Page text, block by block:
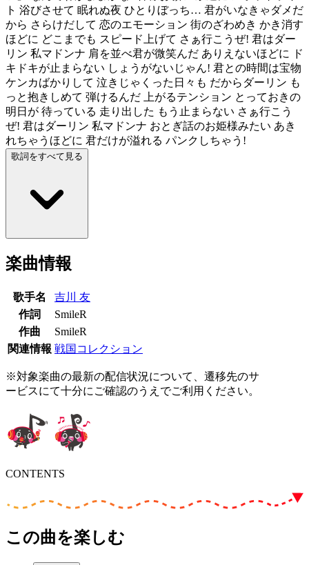
ト 浴びさせて 眠れぬ夜 ひとりぼっち… 君がいなきゃダメだ
から さらけだして 恋のエモーション 街のざわめき かき消す
ほどに どこまでも スピード上げて さぁ行こうぜ! 君はダー
リン 私マドンナ 肩を並べ君が微笑んだ ありえないほどに ド
キドキが止まらない しょうがないじゃん! 君との時間は宝物
ケンカばかりして 泣きじゃくった日々も だからダーリン も
っと抱きしめて 弾けるんだ 上がるテンション とっておきの
明日が 待っている 走り出した もう止まらない さぁ行こう
ぜ! 君はダーリン 私マドンナ おとぎ話のお姫様みたい あき
れちゃうほどに 君だけが溢れる パンクしちゃう!
歌詞をすべて見る
楽曲情報
歌手名
吉川 友
作詞
SmileR
作曲
SmileR
関連情報 戦国コレクション
※対象楽曲の最新の配信状況について、遷移先のサ
ービスにて十分にご確認のうえでご利用ください。
CONTENTS
この曲を楽しむ